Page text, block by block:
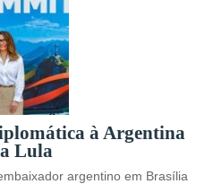
à Argentina
Lula
argentino em Brasília